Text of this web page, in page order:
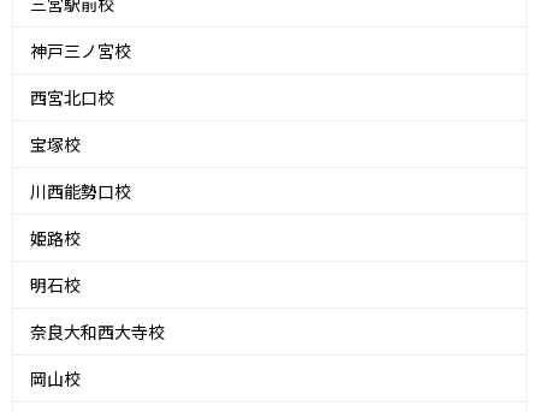
神戸三ノ宮校
西宮北口校
宝塚校
川西能勢口校
姫路校
明石校
奈良大和西大寺校
岡山校